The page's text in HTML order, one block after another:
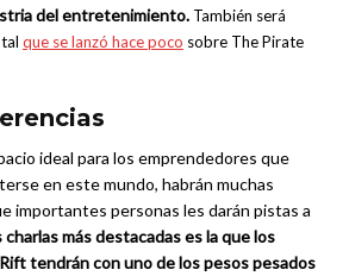
del entretenimiento. También será
que se lanzó hace poco sobre The Pirate
ideal para los emprendedores que
en este mundo, habrán muchas
importantes personas les darán pistas a
charlas más destacadas es la que los
tendrán con uno de los pesos pesados